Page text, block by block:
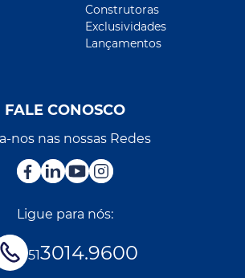
Construtoras
Exclusividades
Lançamentos
FALE CONOSCO
nos nas nossas Redes
Ligue para nós:
513014.9600